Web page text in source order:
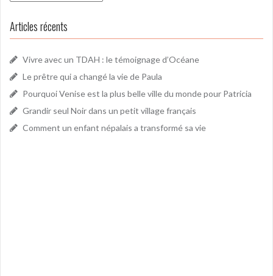
Articles récents
Vivre avec un TDAH : le témoignage d’Océane
Le prêtre qui a changé la vie de Paula
Pourquoi Venise est la plus belle ville du monde pour Patricia
Grandir seul Noir dans un petit village français
Comment un enfant népalais a transformé sa vie